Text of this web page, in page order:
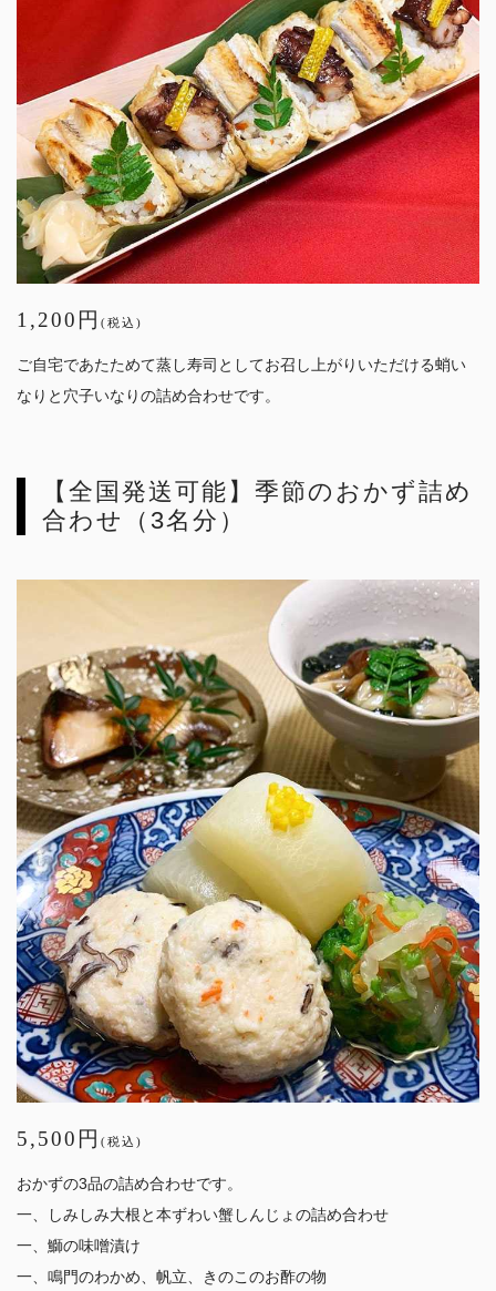
1,200円 (税込)
ご自宅であたためて蒸し寿司としてお召し上がりいただける蛸い
なりと穴子いなりの詰め合わせです。
【全国発送可能】季節のおかず詰め
合わせ（3名分）
5,500円 (税込)
おかずの3品の詰め合わせです。
一、しみしみ大根と本ずわい蟹しんじょの詰め合わせ
一、鰤の味噌漬け
一、鳴門のわかめ、帆立、きのこのお酢の物